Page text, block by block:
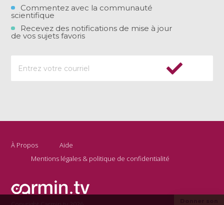
Commentez avec la communauté
scientifique
Recevez des notifications de mise à jour
de vos sujets favoris
À Propos
Aide
Mentions légales & politique de confidentialité